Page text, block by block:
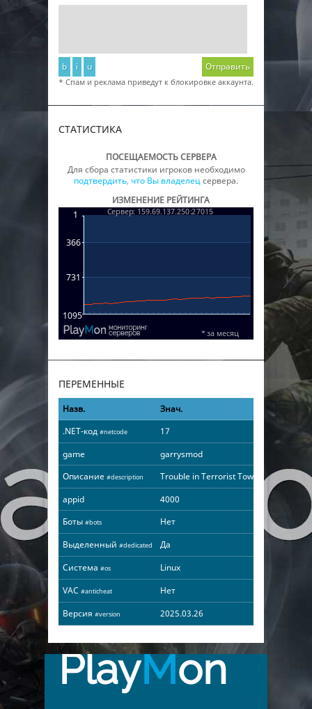
b i u Отправить
* Спам и реклама приведут к блокировке аккаунта.
СТАТИСТИКА
ПОСЕЩАЕМОСТЬ СЕРВЕРА
Для сбора статистики игроков необходимо
подтвердить, что Вы владелецсервера.
ИЗМЕНЕНИЕ РЕЙТИНГА
ПЕРЕМЕННЫЕ
Назв.
Знач.
.NET-код #netcode
17
game
garrysmod
Описание #description
Trouble in Terrorist Town
appid
4000
Боты #bots
Нет
Выделенный #dedicated
Да
Система #os
Linux
VAC #anticheat
Нет
Версия #version 2025.03.26
PlayMon